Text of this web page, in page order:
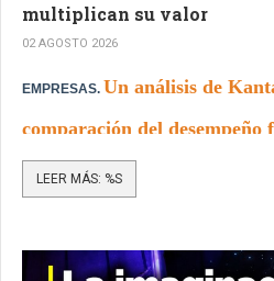
multiplican su valor
02 AGOSTO 2026
EMPRESAS. Un análisis de
comparación del
portafolios de marcas,
crecimiento empresarial
LEER MÁS: %S